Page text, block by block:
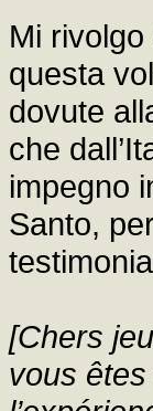
Mi
questa
dovute
che
impegno
Santo,
[Chers
vous